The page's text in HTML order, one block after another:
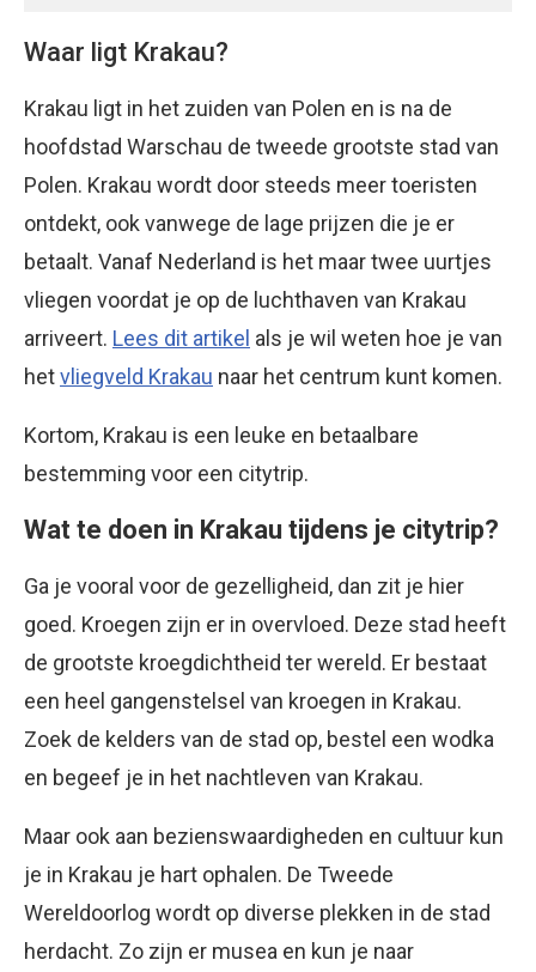
Waar ligt Krakau?
Krakau ligt in het zuiden van Polen en is na de
hoofdstad Warschau de tweede grootste stad van
Polen. Krakau wordt door steeds meer toeristen
ontdekt, ook vanwege de lage prijzen die je er
betaalt. Vanaf Nederland is het maar twee uurtjes
vliegen voordat je op de luchthaven van Krakau
arriveert. Lees dit artikel als je wil weten hoe je van
hetvliegveld Krakau naar het centrum kunt komen.
Kortom, Krakau is een leuke en betaalbare
bestemming voor een citytrip.
Wat te doen in Krakau tijdens je citytrip?
Ga je vooral voor de gezelligheid, dan zit je hier
goed. Kroegen zijn er in overvloed. Deze stad heeft
de grootste kroegdichtheid ter wereld. Er bestaat
een heel gangenstelsel van kroegen in Krakau.
Zoek de kelders van de stad op, bestel een wodka
en begeef je in het nachtleven van Krakau.
Maar ook aan bezienswaardigheden en cultuur kun
je in Krakau je hart ophalen. De Tweede
Wereldoorlog wordt op diverse plekken in de stad
herdacht. Zo zijn er musea en kun je naar